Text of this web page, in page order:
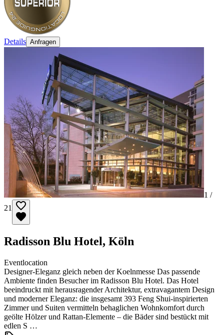
Details Anfragen
1 /
21
Radisson Blu Hotel, Köln
Eventlocation
Designer-Eleganz gleich neben der Koelnmesse Das passende
Ambiente finden Besucher im Radisson Blu Hotel. Das Hotel
beeindruckt mit herausragender Architektur, extravagantem Design
und moderner Eleganz: die insgesamt 393 Feng Shui-inspirierten
Zimmer und Suiten vermitteln behaglichen Wohnkomfort durch
geölte Hölzer und Rattan-Elemente – die Bäder sind bestückt mit
edlen S …